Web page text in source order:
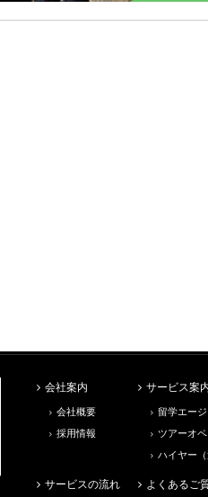
会社案内
会社概要
採用情報
サービス案
留学エー
ツアーオ
ハイヤー
サービスの流れ よくあるご